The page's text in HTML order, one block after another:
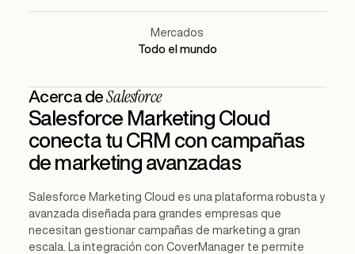
Mercados
Todo el mundo
Acerca deSalesforce
Salesforce Marketing Cloud
conecta tu CRM con campañas
de marketing avanzadas
Salesforce Marketing Cloud es una plataforma robusta y
avanzada diseñada para grandes empresas que
necesitan gestionar campañas de marketing a gran
escala. La integración con CoverManager te permite